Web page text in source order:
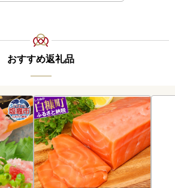
おすすめ返礼品